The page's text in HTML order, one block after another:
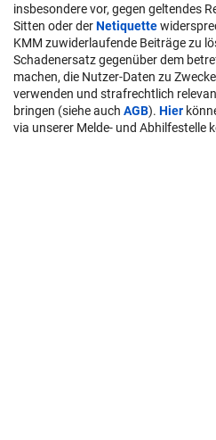
insbesondere vor, gegen geltendes
Sitten oder derNetiquette
KMM zuwiderlaufende Beiträge zu
Schadenersatz gegenüber dem
machen, die Nutzer-Daten zu
verwenden und strafrechtlich
bringen (siehe auch AGB). Hier
via unserer Melde- und Abhilfestelle